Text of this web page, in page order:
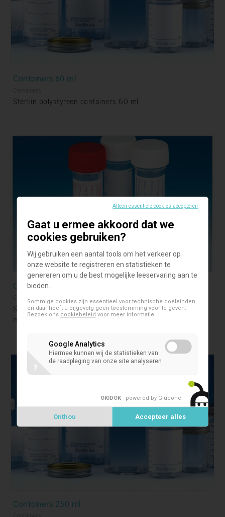
Containers 60 ml
Sterilin polystyreen containers 60 ml
Containers 30 ml
Sterilin 'Quickstart' universele polystyreen containers 30
ml
Containers 250 ml
Alleen essentiële cookies accepteren
Gaat u ermee akkoord dat we
cookies gebruiken?
Wij gebruiken een aantal tools om het verkeer op
onze website te registreren en statistieken te
genereren om u de best mogelijke leeservaring aan te
bieden.
Sommige cookies zijn essentieel voor technische doeleinden
en daar hoeft u bijgevolg geen toestemming voor te geven.
Bezoek ons cookiebeleid voor meer informatie.
Google Analytics
Hiermee kunnen wij de statistieken van
de raadpleging van onze site analyseren
?
OKIDOK - powered by Glucône.
Onthou Accepteer alles